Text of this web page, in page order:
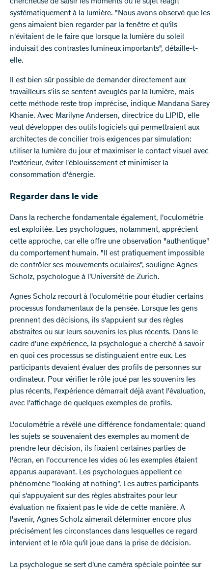
chercheuse de saisir les moments où le sujet réagit
systématiquement à la lumière. "Nous avons observé que les
gens aimaient bien regarder par la fenêtre et qu'ils
n'évitaient de le faire que lorsque la lumière du soleil
induisait des contrastes lumineux importants", détaille-t-
elle.
Il est bien sûr possible de demander directement aux
travailleurs s'ils se sentent aveuglés par la lumière, mais
cette méthode reste trop imprécise, indique Mandana Sarey
Khanie. Avec Marilyne Andersen, directrice du LIPID, elle
veut développer des outils logiciels qui permettraient aux
architectes de concilier trois exigences par simulation:
utiliser la lumière du jour et maximiser le contact visuel avec
l'extérieur, éviter l'éblouissement et minimiser la
consommation d'énergie.
Regarder dans le vide
Dans la recherche fondamentale également, l'oculométrie
est exploitée. Les psychologues, notamment, apprécient
cette approche, car elle offre une observation "authentique"
du comportement humain. "Il est pratiquement impossible
de contrôler ses mouvements oculaires", souligne Agnes
Scholz, psychologue à l'Université de Zurich.
Agnes Scholz recourt à l'oculométrie pour étudier certains
processus fondamentaux de la pensée. Lorsque les gens
prennent des décisions, ils s'appuient sur des règles
abstraites ou sur leurs souvenirs les plus récents. Dans le
cadre d'une expérience, la psychologue a cherché à savoir
en quoi ces processus se distinguaient entre eux. Les
participants devaient évaluer des profils de personnes sur
ordinateur. Pour vérifier le rôle joué par les souvenirs les
plus récents, l'expérience démarrait déjà avant l'évaluation,
avec l'affichage de quelques exemples de profils.
L'oculométrie a révélé une différence fondamentale: quand
les sujets se souvenaient des exemples au moment de
prendre leur décision, ils fixaient certaines parties de
l'écran, en l'occurrence les vides où les exemples étaient
apparus auparavant. Les psychologues appellent ce
phénomène "looking at nothing". Les autres participants
qui s'appuyaient sur des règles abstraites pour leur
évaluation ne fixaient pas le vide de cette manière. A
l'avenir, Agnes Scholz aimerait déterminer encore plus
précisément les circonstances dans lesquelles ce regard
intervient et le rôle qu'il joue dans la prise de décision.
La psychologue se sert d'une caméra spéciale pointée sur